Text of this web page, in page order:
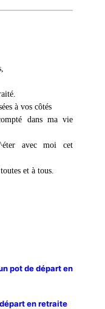
à vos côtés
dans ma vie
avec moi cet
et à tous.
pot de départ en
en retraite